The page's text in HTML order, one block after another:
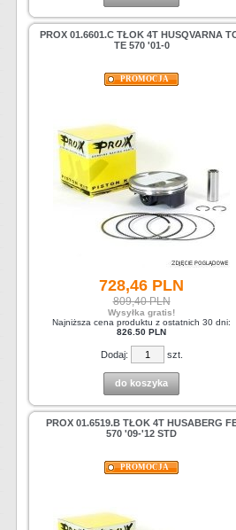
PROX 01.6601.C TŁOK 4T HUSQVARNA
TE 570 '01-0
PROMOCJA
728,46 PLN
809,40 PLN
Wysyłka gratis!
Najniższa cena produktu z ostatnich 30 dni:
826.50 PLN
Dodaj: szt.
do koszyka
PROX 01.6519.B TŁOK 4T HUSABERG
570 '09-'12 STD
PROMOCJA